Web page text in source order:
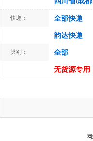
快递： 全部快递
韵达快递
类别： 全部
无货源专用
网